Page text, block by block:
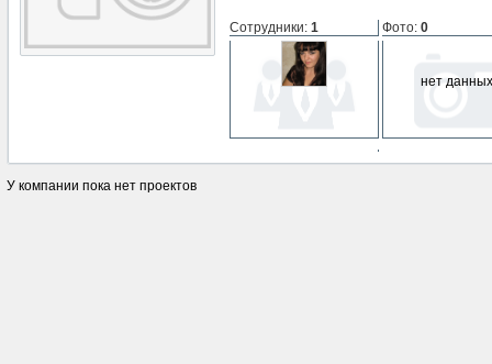
Сотрудники: 1 Фото: 0
нет данных
У компании пока нет проектов